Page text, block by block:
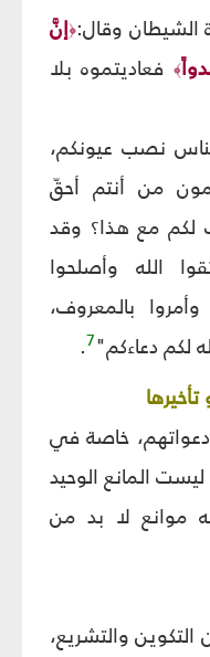
الشيطان وقال:﴿إنَّ
﴾ فعاديتموه بلا
نصب عيونكم،
من أنتم أحقّ
لكم مع هذا؟ وقد
الله وأصلحوا
بالمعروف،
لكم دعاءكم"7
.
خاصة في
ليست المانع الوحيد
موانع لا بد من
التكوين والتشريع،